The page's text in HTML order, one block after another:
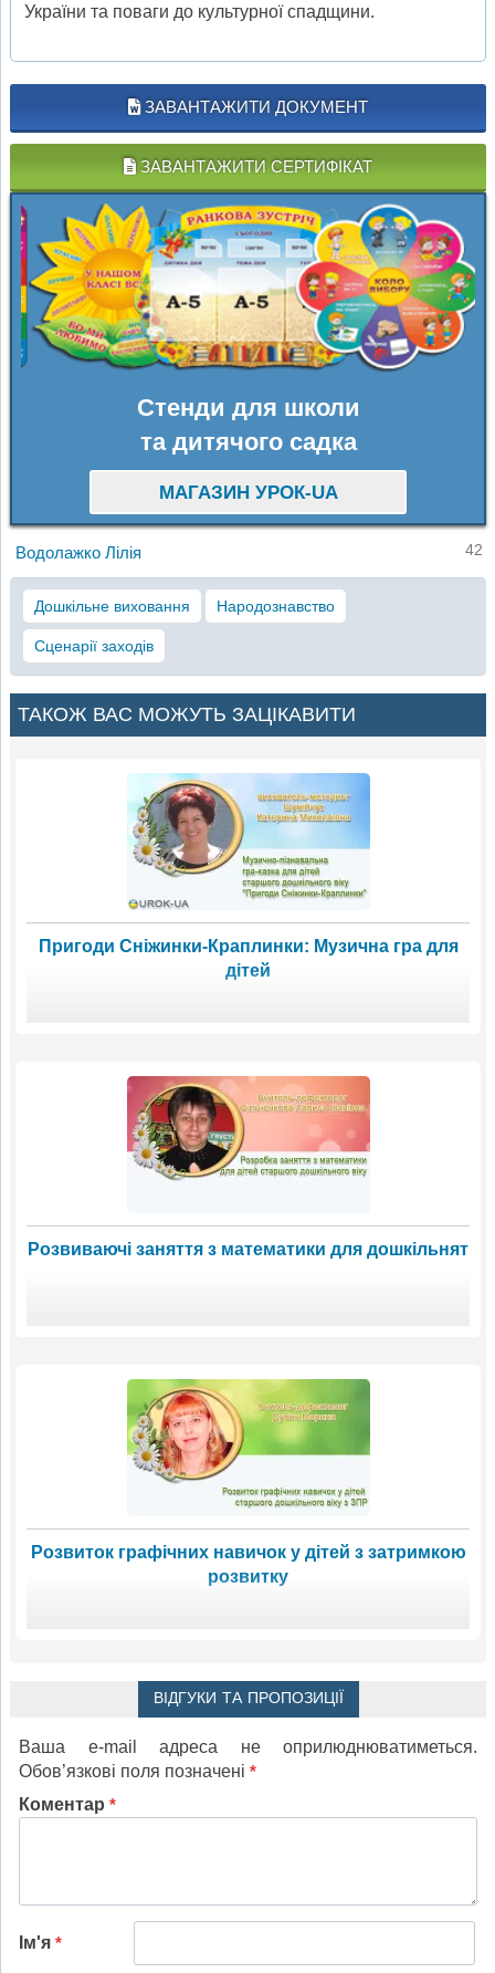
України та поваги до культурної спадщини.
ЗАВАНТАЖИТИ ДОКУМЕНТ
ЗАВАНТАЖИТИ СЕРТИФІКАТ
Стенди для школи
та дитячого садка
МАГАЗИН УРОК-UA
Водолажко Лілія 42
Дошкільне виховання Народознавство
Сценарії заходів
ТАКОЖ ВАС МОЖУТЬ ЗАЦІКАВИТИ
Пригоди Сніжинки-Краплинки: Музична гра для
дітей
Розвиваючі заняття з математики для дошкільнят
Розвиток графічних навичок у дітей з затримкою
розвитку
ВІДГУКИ ТА ПРОПОЗИЦІЇ
Ваша e-mail адреса не оприлюднюватиметься.
Обов’язкові поля позначені *
Коментар *
Ім'я *